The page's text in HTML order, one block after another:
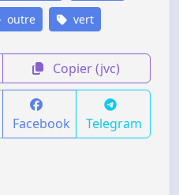
outre vert
Copier (jvc)
Facebook Telegram